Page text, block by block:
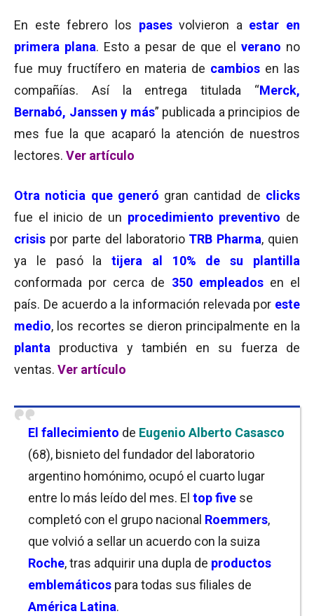
En este febrero los pases volvieron a estar en
primera plana. Esto a pesar de que el verano no
fue muy fructífero en materia de cambios en las
compañías. Así la entrega titulada “Merck,
Bernabó, Janssen y más” publicada a principios de
mes fue la que acaparó la atención de nuestros
lectores. Ver artículo
Otra noticia que generó gran cantidad de clicks
fue el inicio de un procedimiento preventivo de
crisis por parte del laboratorio TRB Pharma, quien
ya le pasó la tijera al 10% de su plantilla
conformada por cerca de 350 empleadosen el
país. De acuerdo a la información relevada por este
medio, los recortes se dieron principalmente en la
planta productiva y también en su fuerza de
ventas. Ver artículo
El fallecimiento de Eugenio Alberto Casasco
(68), bisnieto del fundador del laboratorio
argentino homónimo, ocupó el cuarto lugar
entre lo más leído del mes. El top five se
completó con el grupo nacional Roemmers,
que volvió a sellar un acuerdo con la suiza
Roche, tras adquirir una dupla de productos
emblemáticos para todas sus filiales de
América Latina.